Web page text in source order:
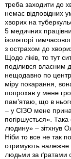
треба заходити до
немає відповідних
хворих на
5 медичних
ізоляторі
з острахом до
Щодо ліків, то тут
поділився власним
нещодавно по
міру покарання,
попрохав у мене
пам’ятаю, що в
– у СІЗО мене
погіршується».
людину» – зітхнув
Ніби то все не так
отримують належне
людьми за ґратами